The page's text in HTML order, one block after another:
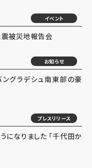
イベント
被災地報告会
お知らせ
グラデシュ南東部の豪
プレスリリース
になりました 「千代田か